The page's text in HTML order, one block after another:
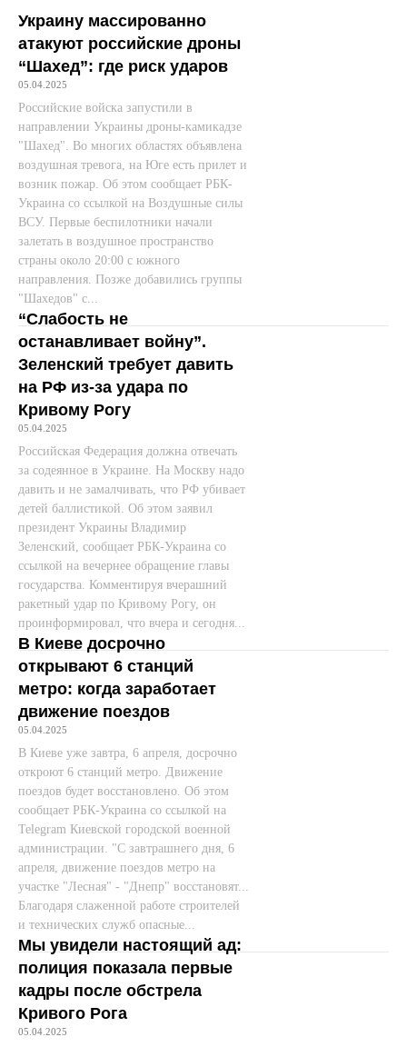
Украину массированно
атакуют российские дроны
“Шахед”: где риск ударов
05.04.2025
Российские войска запустили в
направлении Украины дроны-камикадзе
"Шахед". Во многих областях объявлена
воздушная тревога, на Юге есть прилет и
возник пожар. Об этом сообщает РБК-
Украина со ссылкой на Воздушные силы
ВСУ. Первые беспилотники начали
залетать в воздушное пространство
страны около 20:00 с южного
направления. Позже добавились группы
"Шахедов" с...
“Слабость не
останавливает войну”.
Зеленский требует давить
на РФ из-за удара по
Кривому Рогу
05.04.2025
Российская Федерация должна отвечать
за содеянное в Украине. На Москву надо
давить и не замалчивать, что РФ убивает
детей баллистикой. Об этом заявил
президент Украины Владимир
Зеленский, сообщает РБК-Украина со
ссылкой на вечернее обращение главы
государства. Комментируя вчерашний
ракетный удар по Кривому Рогу, он
проинформировал, что вчера и сегодня...
В Киеве досрочно
открывают 6 станций
метро: когда заработает
движение поездов
05.04.2025
В Киеве уже завтра, 6 апреля, досрочно
откроют 6 станций метро. Движение
поездов будет восстановлено. Об этом
сообщает РБК-Украина со ссылкой на
Telegram Киевской городской военной
администрации. "С завтрашнего дня, 6
апреля, движение поездов метро на
участке "Лесная" - "Днепр" восстановят...
Благодаря слаженной работе строителей
и технических служб опасные...
Мы увидели настоящий ад:
полиция показала первые
кадры после обстрела
Кривого Рога
05.04.2025